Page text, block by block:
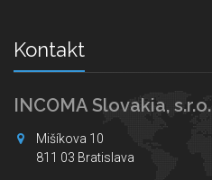
Kontakt
INCOMA Slovakia, s.r.o.
Mišíkova 10
811 03 Bratislava